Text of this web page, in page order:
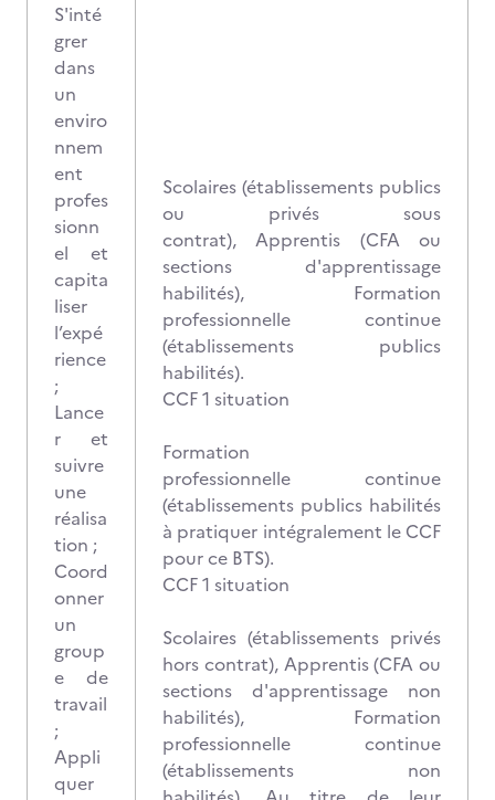
S'inté
grer
dans
un
enviro
nnem
ent
profes
sionn
el et
capita
liser
l’expé
rience
;
Lance
r et
suivre
une
réalisa
tion ;
Coord
onner
un
group
e de
travail
;
Appli
quer
Scolaires (établissements publics
ou privés sous
contrat), Apprentis (CFA ou
sections d'apprentissage
habilités), Formation
professionnelle continue
(établissements publics
habilités).
CCF 1 situation
Formation
professionnelle continue
(établissements publics habilités
à pratiquer intégralement le CCF
pour ce BTS).
CCF 1 situation
Scolaires (établissements privés
hors contrat), Apprentis (CFA ou
sections d'apprentissage non
habilités), Formation
professionnelle continue
(établissements non